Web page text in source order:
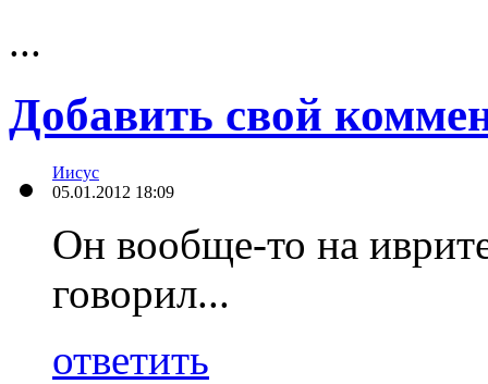
...
Добавить свой
Иисус
05.01.2012 18:09
Он вообще-то на
говорил...
ответить